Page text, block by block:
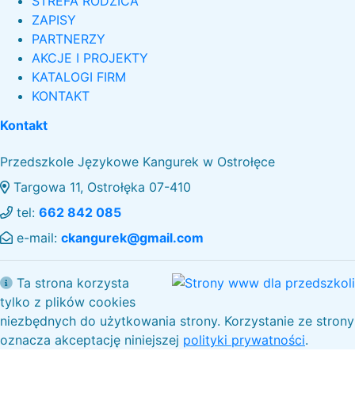
ZAPISY
PARTNERZY
AKCJE I PROJEKTY
KATALOGI FIRM
KONTAKT
Kontakt
Przedszkole Językowe Kangurek w Ostrołęce
Targowa 11, Ostrołęka 07-410
tel: 662 842 085
e-mail: ckangurek@gmail.com
Ta strona korzysta
tylko z plików cookies
niezbędnych do użytkowania strony. Korzystanie ze strony
oznacza akceptację niniejszej polityki prywatności.